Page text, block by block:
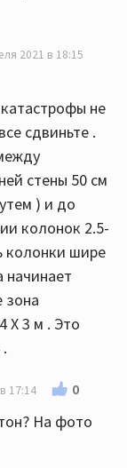
2021 в 18:15
не
сдвиньте .
стены 50 см
) и до
колонок 2.5-
колонки шире
начинает
зона
Х 3 м . Это
17:14 0
На фото